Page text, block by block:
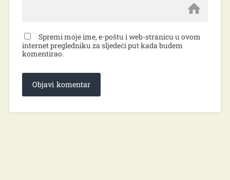
Spremi moje ime, e-poštu i web-stranicu u ovom
internet pregledniku za sljedeći put kada budem
komentirao.